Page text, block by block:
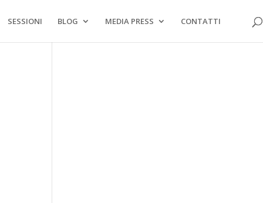
SESSIONI BLOG MEDIA PRESS CONTATTI